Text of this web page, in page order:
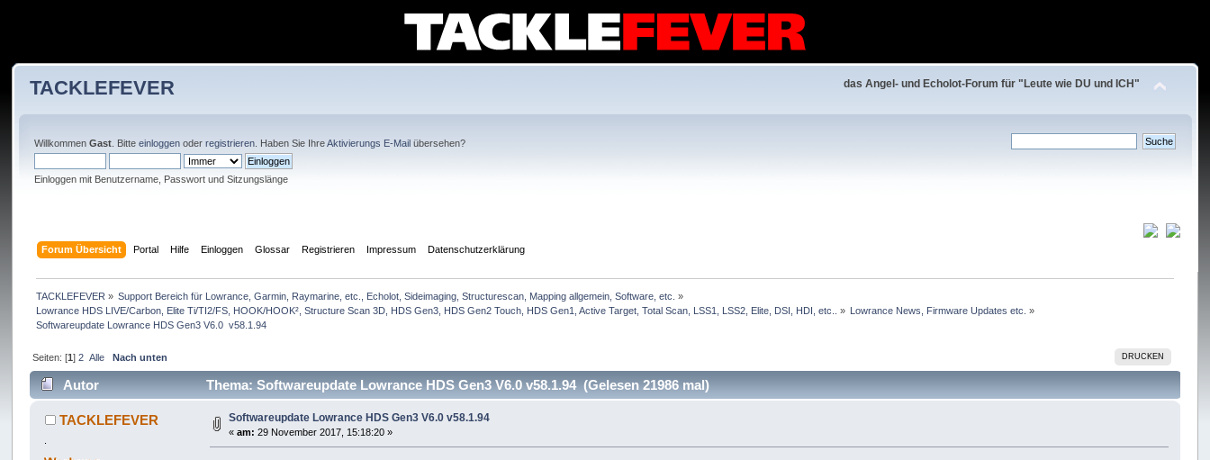
TACKLEFEVER das Angel- und Echolot-Forum für "Leute wie DU und ICH"
WillkommenGast . Bitteeinloggen oderregistrieren . Haben Sie IhreAktivierungs E-Mail übersehen?
Einloggen mit Benutzername, Passwort und Sitzungslänge
Forum Übersicht Portal Hilfe Einloggen Glossar Registrieren Impressum Datenschutzerklärung
TACKLEFEVER » Support Bereich für Lowrance, Garmin, Raymarine, etc., Echolot, Sideimaging, Structurescan, Mapping allgemein, Software, etc. »
Lowrance HDS LIVE/Carbon, Elite Ti/TI2/FS, HOOK/HOOK², Structure Scan 3D, HDS Gen3, HDS Gen2 Touch, HDS Gen1, Active Target, Total Scan, LSS1, LSS2, Elite, DSI, HDI, etc..
» Lowrance News, Firmware Updates etc. »
Softwareupdate Lowrance HDS Gen3 V6.0  v58.1.94
DRUCKEN
Seiten: [1] 2 Alle Nach unten
Autor Thema: Softwareupdate Lowrance HDS Gen3 V6.0 v58.1.94 (Gelesen 21986 mal)
TACKLEFEVER Softwareupdate Lowrance HDS Gen3 V6.0 v58.1.94
«am: 29 November 2017, 15:18:20 »